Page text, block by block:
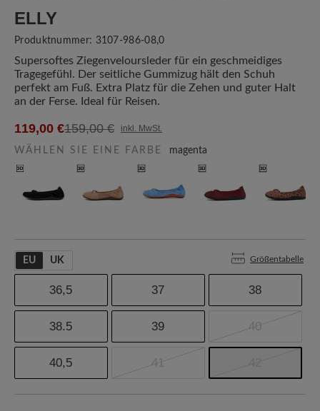
ELLY
Produktnummer: 3107-986-08,0
Supersoftes Ziegenveloursleder für ein geschmeidiges
Tragegefühl. Der seitliche Gummizug hält den Schuh
perfekt am Fuß. Extra Platz für die Zehen und guter Halt
an der Ferse. Ideal für Reisen.
119,00 €159,00 € inkl. MwSt.
WÄHLEN SIE EINE FARBE magenta
EU UK Größentabelle
36,5 37 38
38.5 39 40
40,5 41